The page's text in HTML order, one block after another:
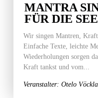
MANTRA
FÜR DIE
Wir singen Mantren,
Einfache Texte, leichte
Wiederholungen sorgen
Kraft tankst und vom...
Veranstalter: Otelo